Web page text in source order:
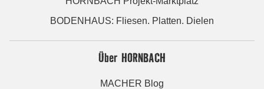
BODENHAUS: Fliesen. Platten. Dielen
Über HORNBACH
MACHER Blog